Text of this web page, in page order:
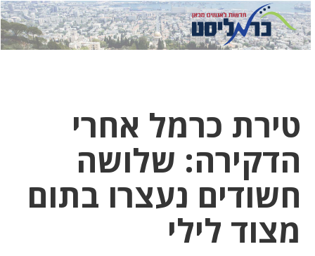
לחץ
כאן
לחץ
כדי
טירת כרמל אחרי
הדקירה: שלושה
חשודים נעצרו בתום
מצוד לילי